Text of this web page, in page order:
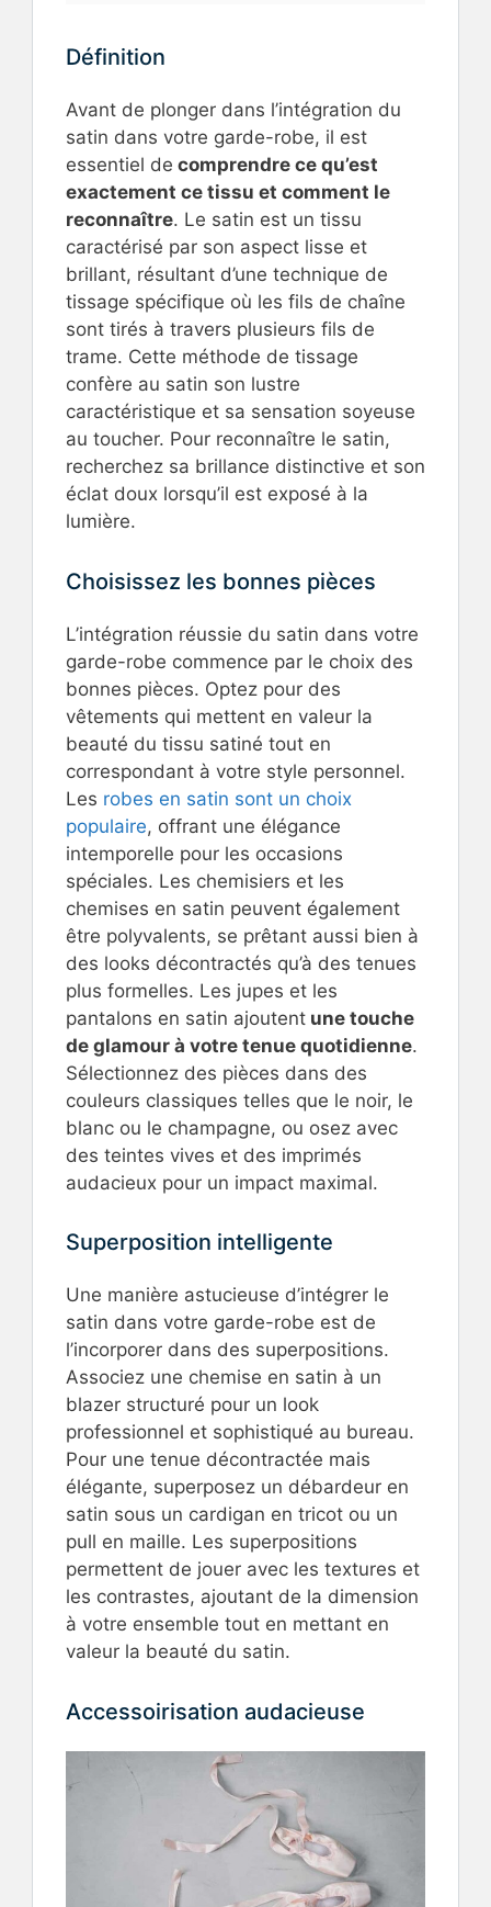
Définition
Avant de plonger dans l’intégration du
satin dans votre garde-robe, il est
essentiel de comprendre ce qu’est
exactement ce tissu et comment le
reconnaître. Le satin est un tissu
caractérisé par son aspect lisse et
brillant, résultant d’une technique de
tissage spécifique où les fils de chaîne
sont tirés à travers plusieurs fils de
trame. Cette méthode de tissage
confère au satin son lustre
caractéristique et sa sensation soyeuse
au toucher. Pour reconnaître le satin,
recherchez sa brillance distinctive et son
éclat doux lorsqu’il est exposé à la
lumière.
Choisissez les bonnes pièces
L’intégration réussie du satin dans votre
garde-robe commence par le choix des
bonnes pièces. Optez pour des
vêtements qui mettent en valeur la
beauté du tissu satiné tout en
correspondant à votre style personnel.
Les robes en satin sont un choix
populaire, offrant une élégance
intemporelle pour les occasions
spéciales. Les chemisiers et les
chemises en satin peuvent également
être polyvalents, se prêtant aussi bien à
des looks décontractés qu’à des tenues
plus formelles. Les jupes et les
pantalons en satin ajoutent une touche
de glamour à votre tenue quotidienne.
Sélectionnez des pièces dans des
couleurs classiques telles que le noir, le
blanc ou le champagne, ou osez avec
des teintes vives et des imprimés
audacieux pour un impact maximal.
Superposition intelligente
Une manière astucieuse d’intégrer le
satin dans votre garde-robe est de
l’incorporer dans des superpositions.
Associez une chemise en satin à un
blazer structuré pour un look
professionnel et sophistiqué au bureau.
Pour une tenue décontractée mais
élégante, superposez un débardeur en
satin sous un cardigan en tricot ou un
pull en maille. Les superpositions
permettent de jouer avec les textures et
les contrastes, ajoutant de la dimension
à votre ensemble tout en mettant en
valeur la beauté du satin.
Accessoirisation audacieuse